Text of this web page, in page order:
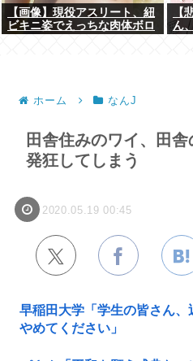
【画像】現役アスリート、紐
ビキニ姿でえっちな肉体ボロ
【
ん
ホーム なんJ
田舎住みのワイ、田
発狂してしまう
2020.05.19 00:45
早稲田大学「学生の皆さん
やめてください」